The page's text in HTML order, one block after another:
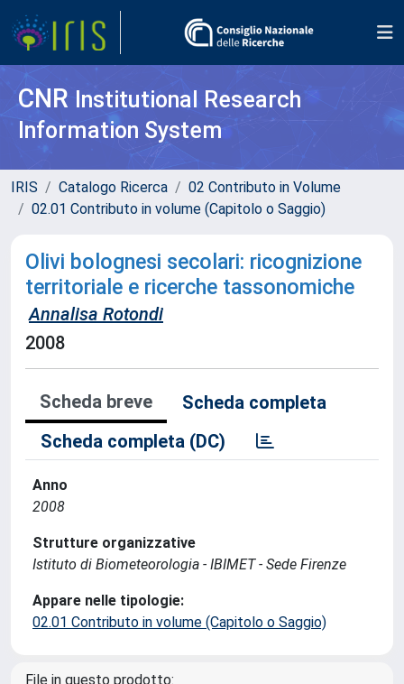
CNR Institutional Research
Information System
IRIS Catalogo Ricerca
02 Contributo in Volume
02.01 Contributo in volume (Capitolo o Saggio)
Olivi bolognesi secolari: ricognizione
territoriale e ricerche tassonomiche
Annalisa Rotondi
2008
Scheda breve
Scheda completa
Scheda completa (DC)
Anno
2008
Strutture organizzative
Istituto di Biometeorologia - IBIMET - Sede Firenze
Appare nelle tipologie:
02.01 Contributo in volume (Capitolo o Saggio)
File in questo prodotto: